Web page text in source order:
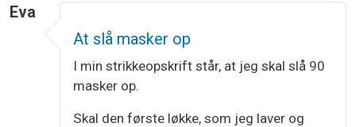
Eva
At slå masker op
I min strikkeopskrift står, at jeg skal slå 90
masker op.
Skal den første løkke, som jeg laver og